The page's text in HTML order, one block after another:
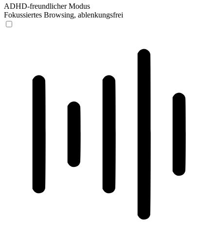
ADHD-freundlicher Modus
Fokussiertes Browsing, ablenkungsfrei